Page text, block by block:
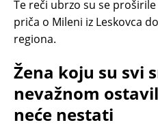
Te reči ubrzo su se
priča o Mileni iz Leskovca
regiona.
Žena koju su svi
nevažnom
neće nestati